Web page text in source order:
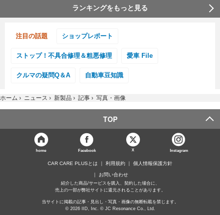
ランキングをもっと見る
注目の話題 ショップレポート
ストップ！不具合修理＆粗悪修理 愛車 File
クルマの疑問Q＆A 自動車豆知識
ホーム › ニュース › 新製品 › 記事 › 写真・画像
TOP
home Facebook X Instagram
CAR CARE PLUSとは 利用規約 個人情報保護方針
お問い合わせ
紹介した商品/サービスを購入、契約した場合に、
売上の一部が弊社サイトに還元されることがあります。
当サイトに掲載の記事・見出し・写真・画像の無断転載を禁じます。
© 2026 IID, Inc. © JC Resonance Co., Ltd.